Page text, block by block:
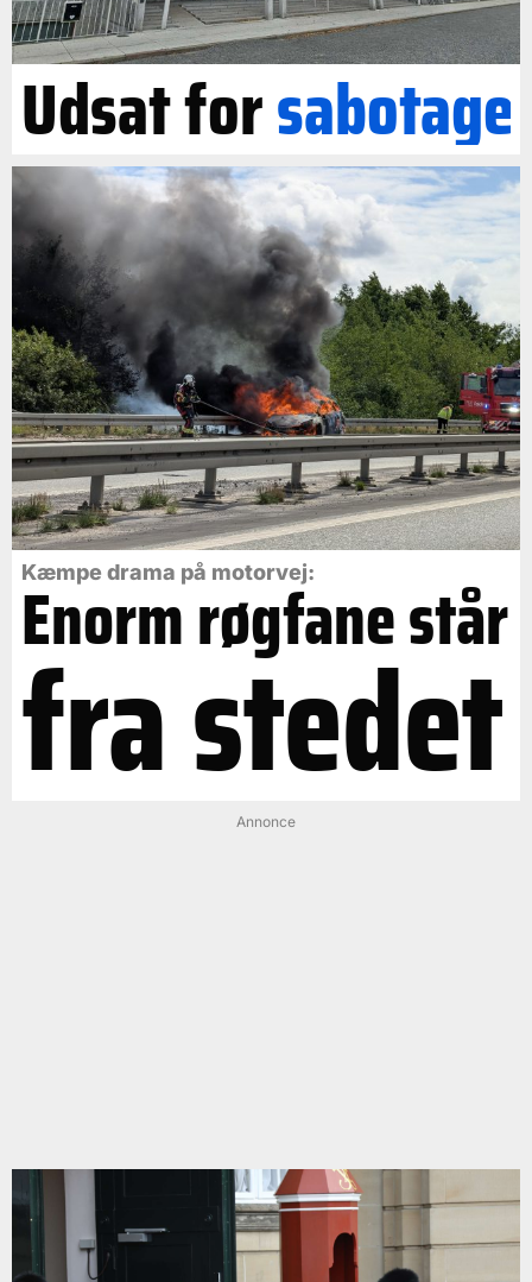
Udsat forsabotage
Kæmpe drama på motorvej:
Enorm røgfane står
fra stedet
Annonce